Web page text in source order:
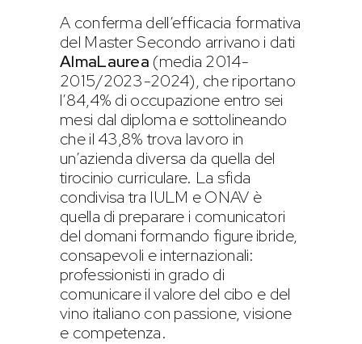
A conferma dell’efficacia formativa
del Master Secondo arrivano i dati
AlmaLaurea (media 2014-
2015/2023-2024), che riportano
l’84,4% di occupazione entro sei
mesi dal diploma e sottolineando
che il 43,8% trova lavoro in
un’azienda diversa da quella del
tirocinio curriculare. La sfida
condivisa tra IULM e ONAV è
quella di preparare i comunicatori
del domani formando figure ibride,
consapevoli e internazionali:
professionisti in grado di
comunicare il valore del cibo e del
vino italiano con passione, visione
e competenza.